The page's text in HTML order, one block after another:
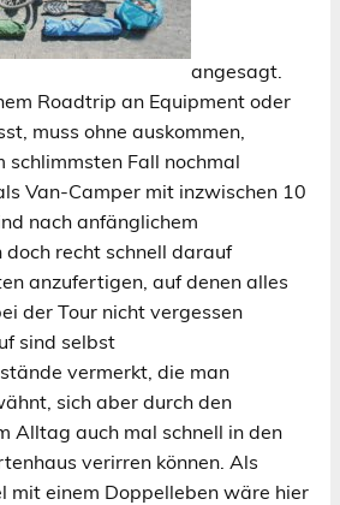
angesagt.
Roadtrip an Equipment oder
muss ohne auskommen,
schlimmsten Fall nochmal
Van-Camper mit inzwischen 10
nach anfänglichem
recht schnell darauf
anzufertigen, auf denen alles
der Tour nicht vergessen
sind selbst
vermerkt, die man
sich aber durch den
Alltag auch mal schnell in den
verirren können. Als
mit einem Doppelleben wäre hier